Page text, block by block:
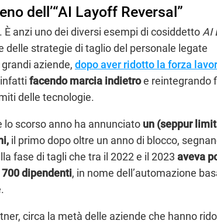
dell’“AI Layoff Reversal”
È anzi uno dei diversi esempi di cosiddetto AI
delle strategie di taglio del personale legate
aziende, dopo aver ridotto la forza
facendo marcia indietroe reintegrando
delle tecnologie.
lo scorso anno ha annunciato un (seppur
il primo dopo oltre un anno di blocco,
fase di tagli che tra il 2022 e il 2023 aveva
dipendenti, in nome dell’automazione
circa la metà delle aziende che hanno